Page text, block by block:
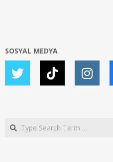
SOSYAL MEDYA
Search